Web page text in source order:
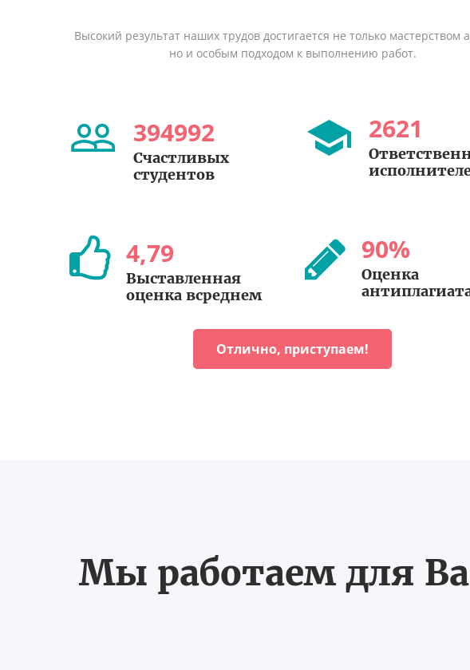
Высокий результат наших трудов достигается не только мастерством
но и особым подходом к выполнению работ.
394992
Счастливых
студентов
2621
4,79
Выставленная
оценка всреднем
90%
Оценка
Отлично, приступаем!
Мы работаем для